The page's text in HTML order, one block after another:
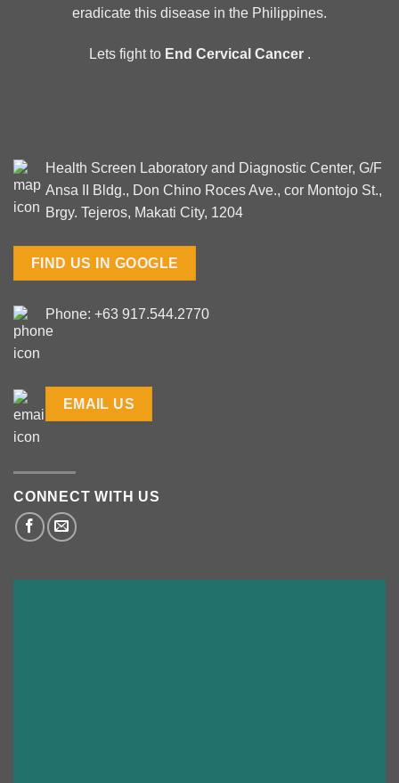
eradicate this disease in the Philippines.
Lets fight to End Cervical Cancer.
Health Screen Laboratory and Diagnostic Center, G/F
Ansa II Bldg., Don Chino Roces Ave., cor Montojo St.,
Brgy. Tejeros, Makati City, 1204
FIND US IN GOOGLE
Phone: +63 917.544.2770
EMAIL US
CONNECT WITH US